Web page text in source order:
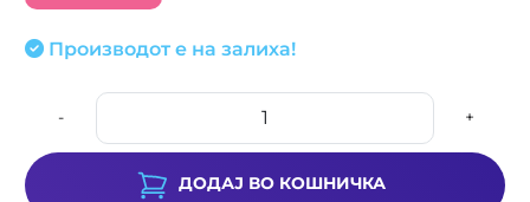
Производот е на залиха!
- +
ДОДАЈ ВО КОШНИЧКА